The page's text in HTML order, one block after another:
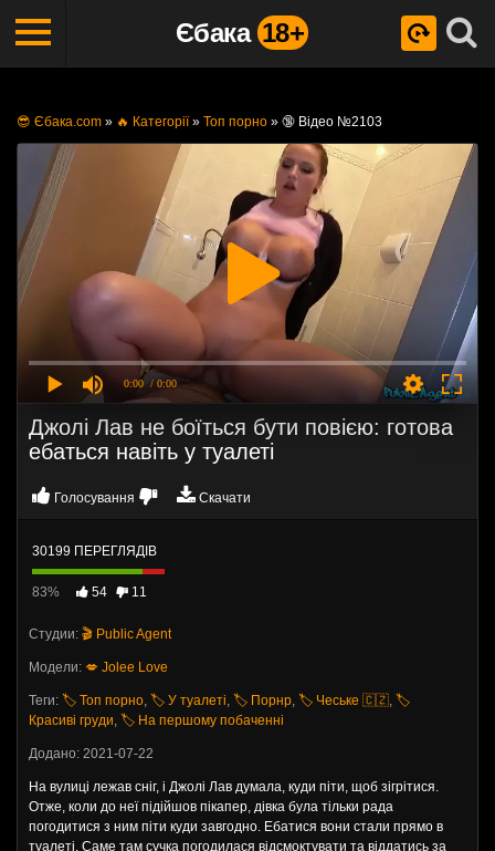
Єбака 18+
😎 Єбака.com » 🔥 Категорії» Топ порно » 🔞 Відео №2103
0:00 / 0:00
Джолі Лав не боїться бути повією: готова
ебаться навіть у туалеті
Голосування Скачати
30199 ПЕРЕГЛЯДІВ
83% 54 11
Студии: 🎬 Public Agent
Модели: 💋 Jolee Love
Теги: 🏷️ Топ порно, 🏷️ У туалеті, 🏷️ Порнр, 🏷️ Чеське 🇨🇿, 🏷️
Красиві груди, 🏷️ На першому побаченні
Додано: 2021-07-22
На вулиці лежав сніг, і Джолі Лав думала, куди піти, щоб зігрітися.
Отже, коли до неї підійшов пікапер, дівка була тільки рада
погодитися з ним піти куди завгодно. Ебатися вони стали прямо в
туалеті. Саме там сучка погодилася відсмоктувати та віддатись за